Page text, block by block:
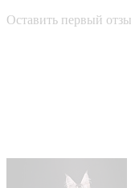
Оставить первый